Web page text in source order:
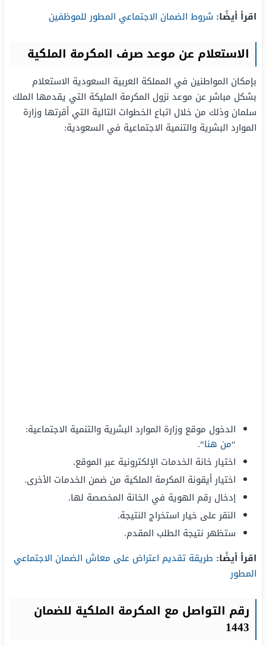
اقرأ أيضًا: شروط الضمان الاجتماعي المطور للموظفين
الاستعلام عن موعد صرف المكرمة الملكية
بإمكان المواطنين في المملكة العربية السعودية الاستعلام
بشكل مباشر عن موعد نزول المكرمة المليكة التي يقدمها الملك
سلمان وذلك من خلال اتباع الخطوات التالية التي أقرتها وزارة
الموارد البشرية والتنمية الاجتماعية في السعودية:
الدخول موقع وزارة الموارد البشرية والتنمية الاجتماعية:
“من هنا“.
اختيار خانة الخدمات الإلكترونية عبر الموقع.
اختيار أيقونة المكرمة الملكية من ضمن الخدمات الأخرى.
إدخال رقم الهوية في الخانة المخصصة لها.
النقر على خيار استخراج النتيجة.
ستظهر نتيجة الطلب المقدم.
اقرأ أيضًا: طريقة تقديم اعتراض على معاش الضمان الاجتماعي
المطور
رقم التواصل مع المكرمة الملكية للضمان
1443